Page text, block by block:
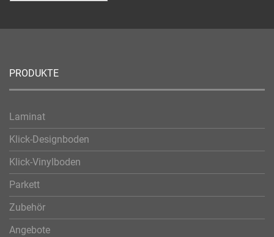
PRODUKTE
Laminat
Klick-Designboden
Klick-Vinylboden
Parkett
Zubehör
Angebote